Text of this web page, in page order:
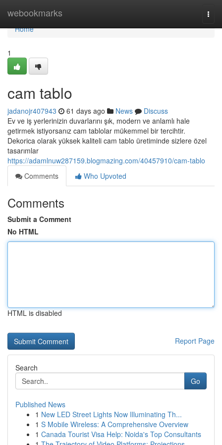
webookmarks
Home
Home
1
cam tablo
jadanojr407943 61 days ago News
Discuss
Ev ve iş yerlerinizin duvarlarını şık, modern ve anlamlı hale
getirmek istiyorsanız cam tablolar mükemmel bir tercihtir.
Dekorica olarak yüksek kaliteli cam tablo üretiminde sizlere özel
tasarımlar
https://adamlnuw287159.blogmazing.com/40457910/cam-tablo
Comments
Who Upvoted
Comments
Submit a Comment
No HTML
HTML is disabled
Report Page
Search
Go
Published News
1 New LED Street Lights Now Illuminating Th...
1 S Mobile Wireless: A Comprehensive Overview
1 Canada Tourist Visa Help: Noida's Top Consultants